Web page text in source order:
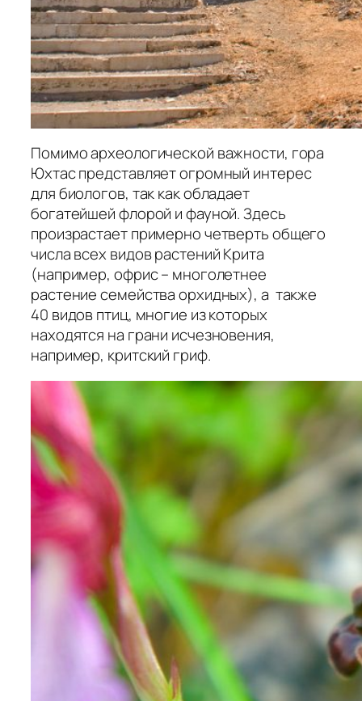
Помимо археологической важности, гора
Юхтас представляет огромный интерес
для биологов, так как обладает
богатейшей флорой и фауной. Здесь
произрастает примерно четверть общего
числа всех видов растений Крита
(например, офрис – многолетнее
растение семейства орхидных), а также
40 видов птиц, многие из которых
находятся на грани исчезновения,
например, критский гриф.